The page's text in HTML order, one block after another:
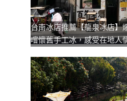
台南冰店推薦【龍泉冰店】
嚐懷舊手工冰，感受在地人